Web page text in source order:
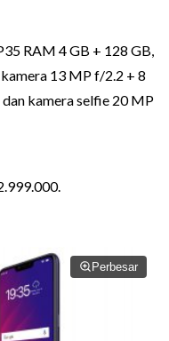
RAM 4 GB + 128 GB,
13 MP f/2.2 + 8
kamera selfie 20 MP
Perbesar